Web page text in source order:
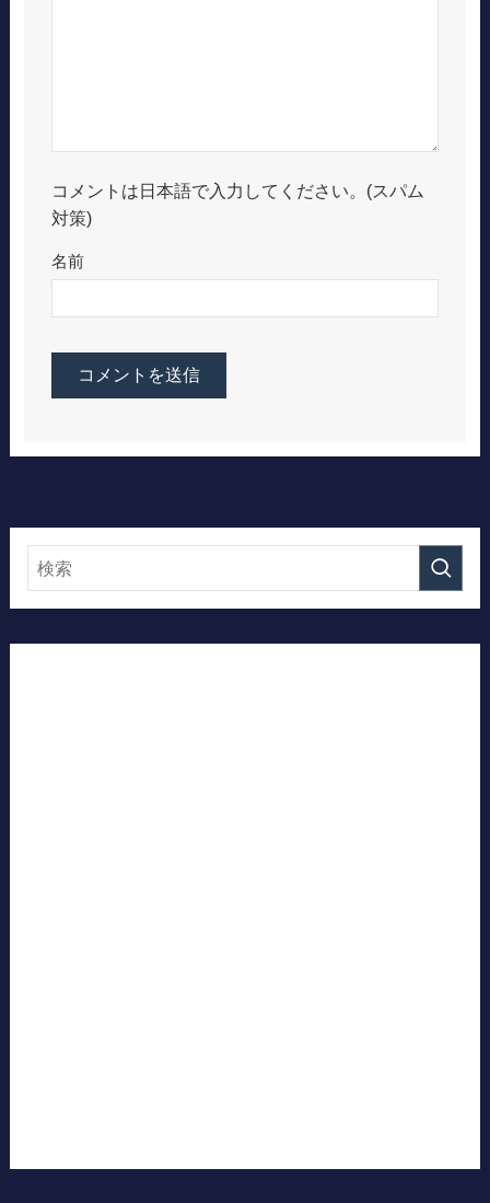
コメントは日本語で入力してください。(スパム
対策)
名前